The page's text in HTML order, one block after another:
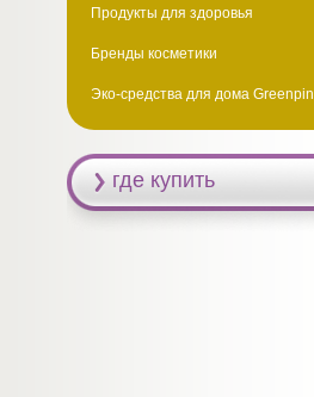
Продукты для здоровья
Бренды косметики
Эко-средства для дома Greenpin
где купить